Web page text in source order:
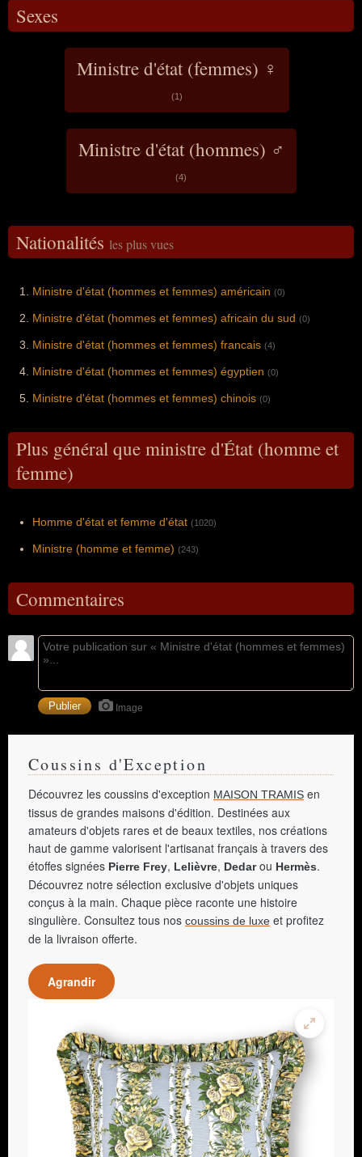
Sexes
Ministre d'état (femmes) ♀
(1)
Ministre d'état (hommes) ♂
(4)
Nationalités les plus vues
Ministre d'état (hommes et femmes) américain (0)
Ministre d'état (hommes et femmes) africain du sud (0)
Ministre d'état (hommes et femmes) francais (4)
Ministre d'état (hommes et femmes) égyptien (0)
Ministre d'état (hommes et femmes) chinois (0)
Plus général que ministre d'État (homme et
femme)
Homme d'état et femme d'état (1020)
Ministre (homme et femme) (243)
Commentaires
Image
Coussins d'Exception
Découvrez les coussins d'exception MAISON TRAMIS en
tissus de grandes maisons d'édition. Destinées aux
amateurs d'objets rares et de beaux textiles, nos créations
haut de gamme valorisent l'artisanat français à travers des
étoffes signées Pierre Frey, Lelièvre, Dedarou Hermès.
Découvrez notre sélection exclusive d'objets uniques
conçus à la main. Chaque pièce raconte une histoire
singulière. Consultez tous nos coussins de luxe et profitez
de la livraison offerte.
Agrandir